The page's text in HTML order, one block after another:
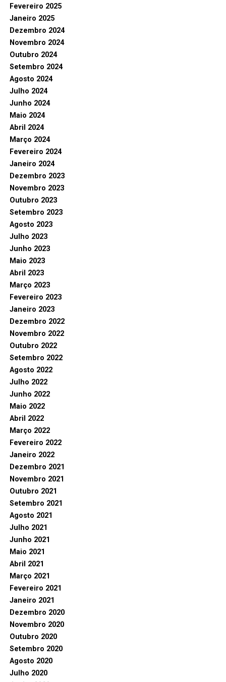
Fevereiro 2025
Janeiro 2025
Dezembro 2024
Novembro 2024
Outubro 2024
Setembro 2024
Agosto 2024
Julho 2024
Junho 2024
Maio 2024
Abril 2024
Março 2024
Fevereiro 2024
Janeiro 2024
Dezembro 2023
Novembro 2023
Outubro 2023
Setembro 2023
Agosto 2023
Julho 2023
Junho 2023
Maio 2023
Abril 2023
Março 2023
Fevereiro 2023
Janeiro 2023
Dezembro 2022
Novembro 2022
Outubro 2022
Setembro 2022
Agosto 2022
Julho 2022
Junho 2022
Maio 2022
Abril 2022
Março 2022
Fevereiro 2022
Janeiro 2022
Dezembro 2021
Novembro 2021
Outubro 2021
Setembro 2021
Agosto 2021
Julho 2021
Junho 2021
Maio 2021
Abril 2021
Março 2021
Fevereiro 2021
Janeiro 2021
Dezembro 2020
Novembro 2020
Outubro 2020
Setembro 2020
Agosto 2020
Julho 2020